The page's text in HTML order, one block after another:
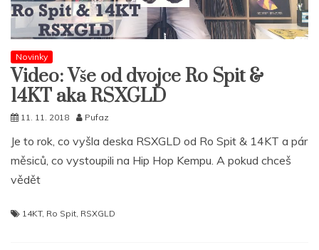
Novinky
Video: Vše od dvojce Ro Spit &
14KT aka RSXGLD
11. 11. 2018 Pufaz
Je to rok, co vyšla deska RSXGLD od Ro Spit & 14KT a pár
měsiců, co vystoupili na Hip Hop Kempu. A pokud chceš
vědět
14KT, Ro Spit, RSXGLD